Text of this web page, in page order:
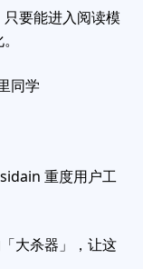
要能进入阅读模
同学
重度用户工
大杀器」，让这